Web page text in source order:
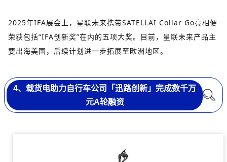
2025年IFA展会上，星联未来携带SATELLAI Collar Go亮相便
荣获包括“IFA创新奖”在内的五项大奖。目前，星联未来产品主
要出海美国，后续计划进一步拓展至欧洲地区。
4、载货电助力自行车公司「迅路创新」完成数千万
元A轮融资